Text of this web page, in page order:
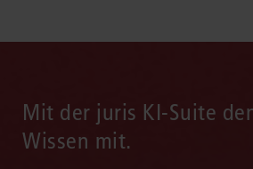
Mit der juris KI-Suite
Wissen mit.